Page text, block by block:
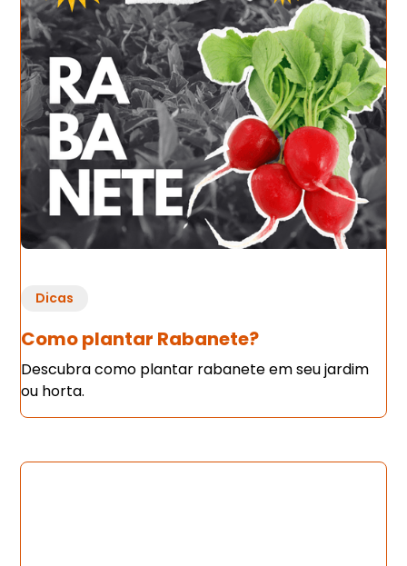
Dicas
Como plantar Rabanete?
Descubra como plantar rabanete em seu jardim
ou horta.